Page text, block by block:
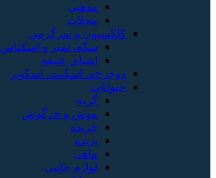
مذهبی
مجلات
کلکسیون و سرگرمی
سکه، تمبر و اسکناس
اشیای عتیقه
دوچرخه، اسکیت، اسکوتر
حیوانات
گربه
موش و خرگوش
خزنده
پرنده
ماهی
لوازم جانبی